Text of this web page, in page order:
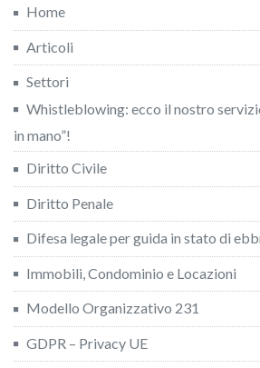
Home
Articoli
Settori
Whistleblowing: ecco il nostro
in mano”!
Diritto Civile
Diritto Penale
Difesa legale per guida in stato di
Immobili, Condominio e Locazioni
Modello Organizzativo 231
GDPR – Privacy UE